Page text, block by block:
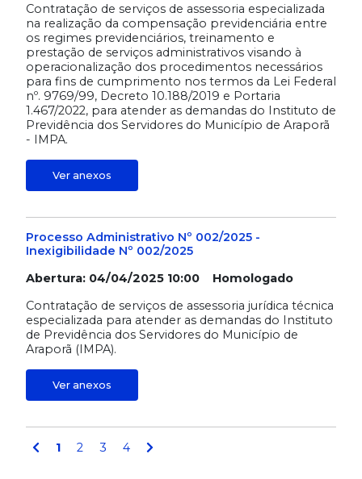
Contratação de serviços de assessoria especializada
na realização da compensação previdenciária entre
os regimes previdenciários, treinamento e
prestação de serviços administrativos visando à
operacionalização dos procedimentos necessários
para fins de cumprimento nos termos da Lei Federal
nº. 9769/99, Decreto 10.188/2019 e Portaria
1.467/2022, para atender as demandas do Instituto de
Previdência dos Servidores do Município de Araporã
- IMPA.
Ver anexos
Processo Administrativo Nº 002/2025 -
Inexigibilidade Nº 002/2025
Abertura: 04/04/2025 10:00 Homologado
Contratação de serviços de assessoria jurídica técnica
especializada para atender as demandas do Instituto
de Previdência dos Servidores do Município de
Araporã (IMPA).
Ver anexos
1 2 3 4